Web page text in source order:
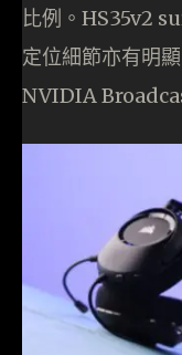
比例。HS35v2
定位細節亦有明
NVIDIA